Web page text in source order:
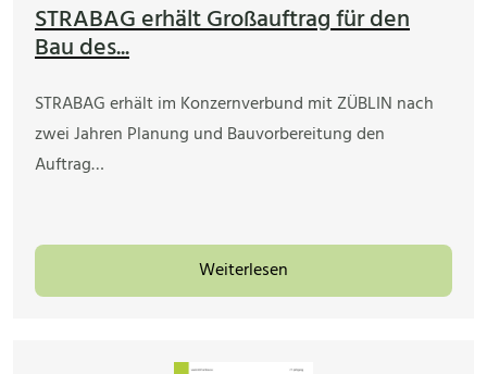
STRABAG erhält Großauftrag für den
Bau des...
STRABAG erhält im Konzernverbund mit ZÜBLIN nach
zwei Jahren Planung und Bauvorbereitung den
Auftrag…
Weiterlesen